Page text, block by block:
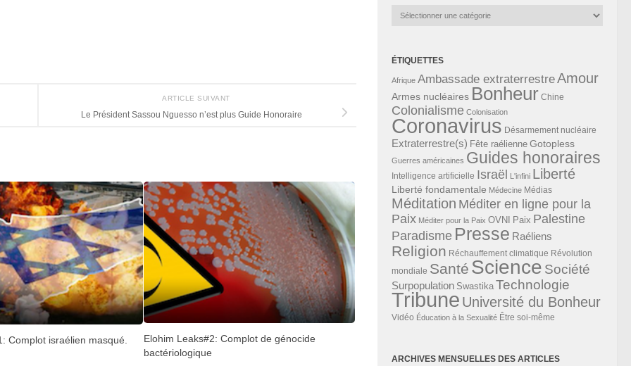
ARTICLE SUIVANT
Le Président Sassou Nguesso n’est plus Guide Honoraire
Complot israélien masqué.
Elohim Leaks#2: Complot de génocide
bactériologique
Catégories
ÉTIQUETTES
Afrique Ambassade extraterrestreAmour
Armes nucléaires Bonheur Chine
Colonialisme Colonisation
Coronavirus Désarmement nucléaire
Extraterrestre(s) Fête raélienne Gotopless
Guerres américaines Guides honoraires
Intelligence artificielle Israël L'infini Liberté
Liberté fondamentale Médecine Médias
Méditation Méditer en ligne pour la
Paix Méditer pour la Paix OVNI Paix Palestine
Paradisme Presse Raéliens
Religion Réchauffement climatique Révolution
mondiale Santé Science Société
Surpopulation Swastika Technologie
Tribune Université du Bonheur
Vidéo Éducation à la Sexualité Être soi-même
ARCHIVES MENSUELLES DES ARTICLES